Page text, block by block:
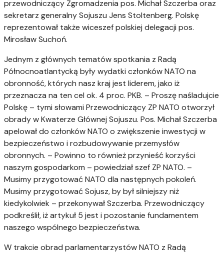
przewodniczący Zgromadzenia pos. Michał Szczerba oraz
sekretarz generalny Sojuszu Jens Stoltenberg. Polskę
reprezentował także wiceszef polskiej delegacji pos.
Mirosław Suchoń.
Jednym z głównych tematów spotkania z Radą
Północnoatlantycką były wydatki członków NATO na
obronność, których nasz kraj jest liderem, jako iż
przeznacza na ten cel ok. 4 proc. PKB. – Proszę naśladujcie
Polskę – tymi słowami Przewodniczący ZP NATO otworzył
obrady w Kwaterze Głównej Sojuszu. Pos. Michał Szczerba
apelował do członków NATO o zwiększenie inwestycji w
bezpieczeństwo i rozbudowywanie przemysłów
obronnych. – Powinno to również przynieść korzyści
naszym gospodarkom – powiedział szef ZP NATO. –
Musimy przygotować NATO dla następnych pokoleń.
Musimy przygotować Sojusz, by był silniejszy niż
kiedykolwiek – przekonywał Szczerba. Przewodniczący
podkreślił, iż artykuł 5 jest i pozostanie fundamentem
naszego wspólnego bezpieczeństwa.
W trakcie obrad parlamentarzystów NATO z Radą